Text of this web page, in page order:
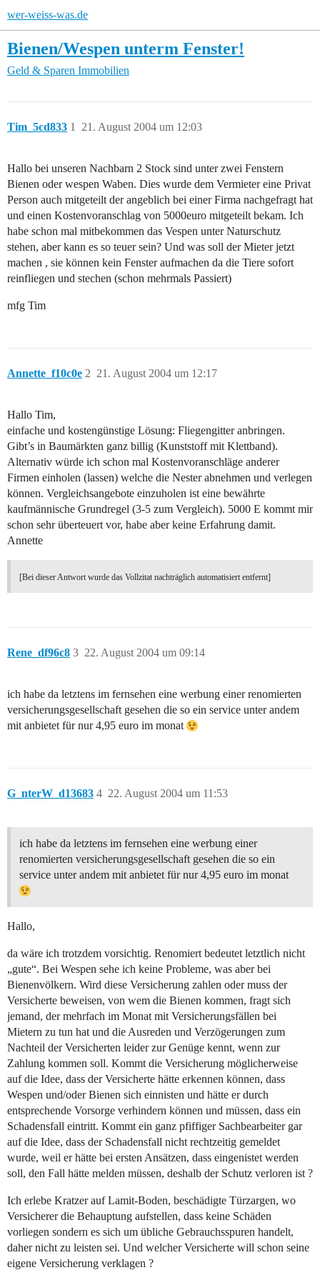
wer-weiss-was.de
Bienen/Wespen unterm Fenster!
Geld & Sparen Immobilien
Tim_5cd833 21. August 2004 um 12:03
1
Hallo bei unseren Nachbarn 2 Stock sind unter zwei Fenstern
Bienen oder wespen Waben. Dies wurde dem Vermieter eine Privat
Person auch mitgeteilt der angeblich bei einer Firma nachgefragt hat
und einen Kostenvoranschlag von 5000euro mitgeteilt bekam. Ich
habe schon mal mitbekommen das Vespen unter Naturschutz
stehen, aber kann es so teuer sein? Und was soll der Mieter jetzt
machen , sie können kein Fenster aufmachen da die Tiere sofort
reinfliegen und stechen (schon mehrmals Passiert)
mfg Tim
Annette_f10c0e 21. August 2004 um 12:17
2
Hallo Tim,
einfache und kostengünstige Lösung: Fliegengitter anbringen.
Gibt’s in Baumärkten ganz billig (Kunststoff mit Klettband).
Alternativ würde ich schon mal Kostenvoranschläge anderer
Firmen einholen (lassen) welche die Nester abnehmen und verlegen
können. Vergleichsangebote einzuholen ist eine bewährte
kaufmännische Grundregel (3-5 zum Vergleich). 5000 E kommt mir
schon sehr überteuert vor, habe aber keine Erfahrung damit.
Annette
[Bei dieser Antwort wurde das Vollzitat nachträglich automatisiert entfernt]
Rene_df96c8 22. August 2004 um 09:14
3
ich habe da letztens im fernsehen eine werbung einer renomierten
versicherungsgesellschaft gesehen die so ein service unter andem
mit anbietet für nur 4,95 euro im monat
G_nterW_d13683 22. August 2004 um 11:53
4
ich habe da letztens im fernsehen eine werbung einer
renomierten versicherungsgesellschaft gesehen die so ein
service unter andem mit anbietet für nur 4,95 euro im monat
Hallo,
da wäre ich trotzdem vorsichtig. Renomiert bedeutet letztlich nicht
„gute“. Bei Wespen sehe ich keine Probleme, was aber bei
Bienenvölkern. Wird diese Versicherung zahlen oder muss der
Versicherte beweisen, von wem die Bienen kommen, fragt sich
jemand, der mehrfach im Monat mit Versicherungsfällen bei
Mietern zu tun hat und die Ausreden und Verzögerungen zum
Nachteil der Versicherten leider zur Genüge kennt, wenn zur
Zahlung kommen soll. Kommt die Versicherung möglicherweise
auf die Idee, dass der Versicherte hätte erkennen können, dass
Wespen und/oder Bienen sich einnisten und hätte er durch
entsprechende Vorsorge verhindern können und müssen, dass ein
Schadensfall eintritt. Kommt ein ganz pfiffiger Sachbearbeiter gar
auf die Idee, dass der Schadensfall nicht rechtzeitig gemeldet
wurde, weil er hätte bei ersten Ansätzen, dass eingenistet werden
soll, den Fall hätte melden müssen, deshalb der Schutz verloren ist ?
Ich erlebe Kratzer auf Lamit-Boden, beschädigte Türzargen, wo
Versicherer die Behauptung aufstellen, dass keine Schäden
vorliegen sondern es sich um übliche Gebrauchsspuren handelt,
daher nicht zu leisten sei. Und welcher Versicherte will schon seine
eigene Versicherung verklagen ?